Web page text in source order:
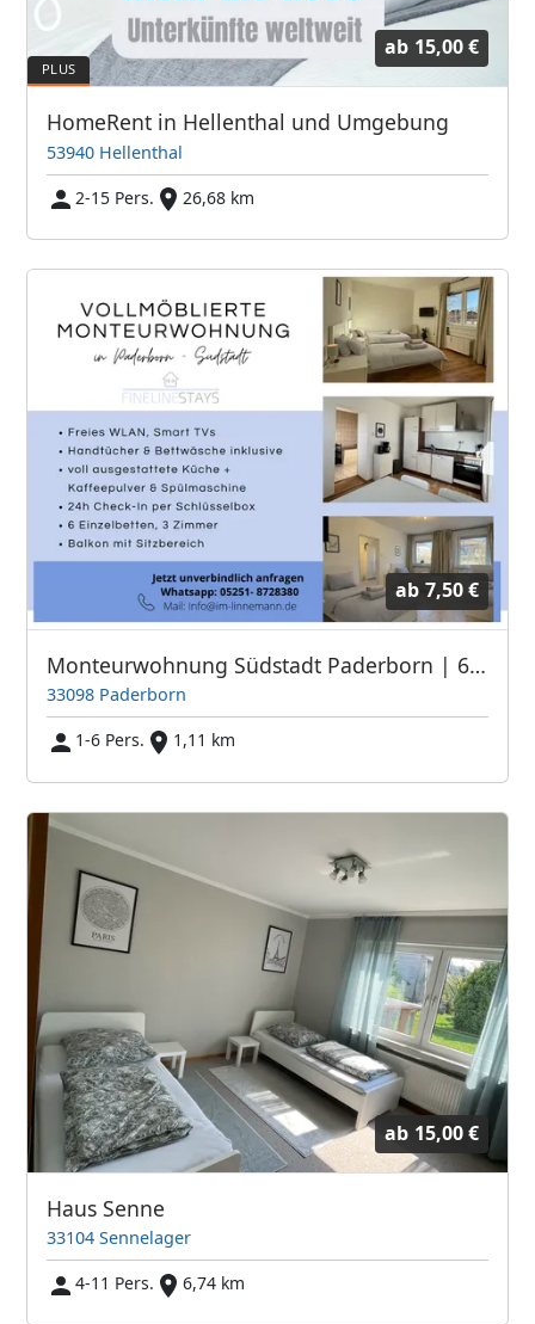
ab 15,00 €
HomeRent in Hellenthal und Umgebung
53940 Hellenthal
2-15 Pers.
26,68 km
ab 7,50 €
Monteurwohnung Südstadt Paderborn | 6 Personen | 3 Zimmer | Einzelbetten | WLAN | Smart TV | kostenl. Kaffee | Balkon | Handtücher
33098 Paderborn
1-6 Pers.
1,11 km
ab 15,00 €
Haus Senne
33104 Sennelager
4-11 Pers.
6,74 km